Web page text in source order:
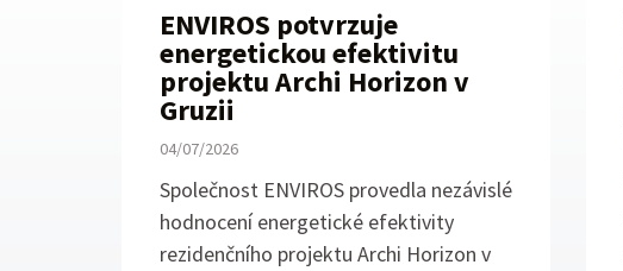
ENVIROS potvrzuje
energetickou efektivitu
projektu Archi Horizon v
Gruzii
04/07/2026
Společnost ENVIROS provedla nezávislé
hodnocení energetické efektivity
rezidenčního projektu Archi Horizon v